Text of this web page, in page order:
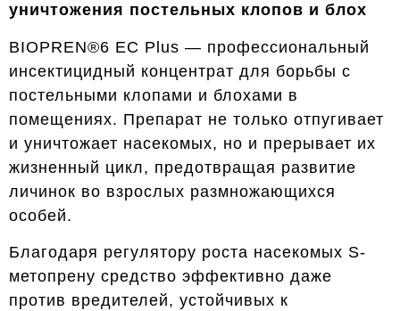
уничтожения постельных клопов и блох
BIOPREN®6 EC Plus — профессиональный
инсектицидный концентрат для борьбы с
постельными клопами и блохами в
помещениях. Препарат не только отпугивает
и уничтожает насекомых, но и прерывает их
жизненный цикл, предотвращая развитие
личинок во взрослых размножающихся
особей.
Благодаря регулятору роста насекомых S-
метопрену средство эффективно даже
против вредителей, устойчивых к